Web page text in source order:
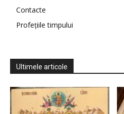
Contacte
Profețiile timpului
Ultimele articole